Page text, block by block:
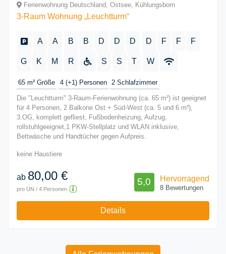
Ferienwohnung Deutschland, Ostsee, Kühlungsborn
3-Raum Wohnung „Leuchtturm“
A A B B D D D D F F F
G K M R S S T W
65 m² Größe 4 (+1) Personen 2 Schlafzimmer
Die "Leuchtturm" 3-Raum-Ferienwohnung (ca. 65 m²) ist geeignet
für 4 Personen, 2 Balkone Ost + Süd-West (ca. 5 und 6 m²),
3.OG, komplett gefliest, Fußbodenheizung, Aufzug,
rollstuhlgeeignet,1 PKW-Stellplatz und WLAN inklusive,
Bettwäsche und Handtücher gegen Aufpreis.
keine Haustiere
ab 80,00 €
pro ÜN / 4 Personen
Hervorragend
5,0
8 Bewertungen
Details